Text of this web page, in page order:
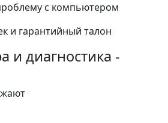
с компьютером
и гарантийный талон
и диагностика -